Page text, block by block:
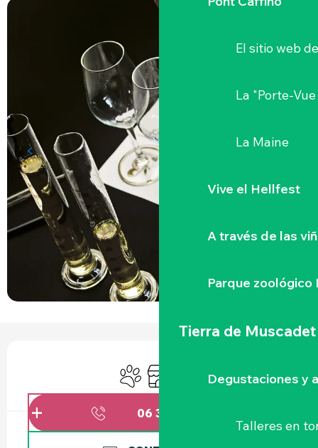
El sitio web
La "Porte-Vue
La Maine
Vive el Hellfest
A través de las
Parque zoológico
Tierra de Muscadet
Degustaciones y
Talleres en
Se aceptan animales
Tienda
06 38 69 43